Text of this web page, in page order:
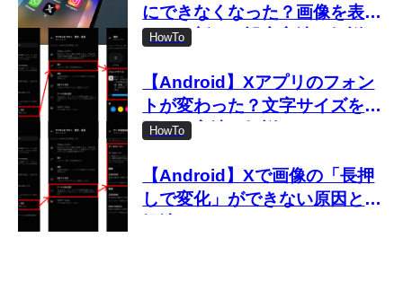
にできなくなった？画像を表示
しない新しい設定方法を解説
HowTo
【Android】Xアプリのフォン
トが変わった？文字サイズを変
更する方法を解説
HowTo
【Android】Xで画像の「長押
しで変化」ができない原因と対